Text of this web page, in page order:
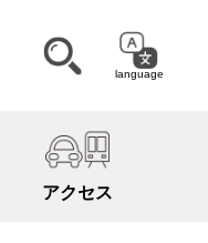
language
アクセス